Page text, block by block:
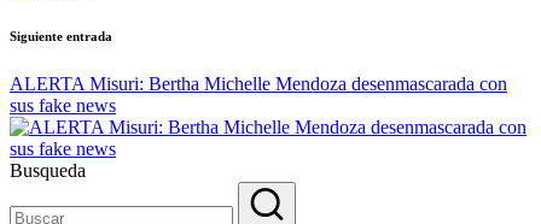
Siguiente entrada
ALERTA Misuri: Bertha Michelle Mendoza desenmascarada con
sus fake news
Busqueda